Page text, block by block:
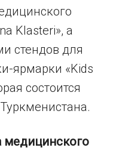
Klasteri», а
стендов для
ярмарки «Kids
состоится
медицинского